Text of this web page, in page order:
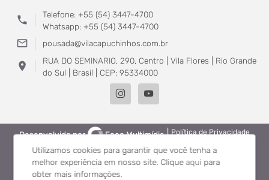
Utilizamos cookies para garantir que você tenha a
melhor experiência em nosso site. Cliqueaqui para
obter mais informações.
phone
Telefone: +55 (54) 3447-4700
Whatsapp: +55 (54) 3447-4700
mail_outline pousada@vilacapuchinhos.com.br
location_on
RUA DO SEMINARIO, 290, Centro | Vila Flores | Rio Grande
do Sul | Brasil | CEP: 95334000
Desenvolvido por Foco Multimídia Política de Privacidade